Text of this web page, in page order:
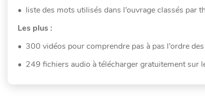
• liste des mots utilisés dans l’ouvrage classés par
Les plus :
• 300 vidéos pour comprendre pas à pas l’ordre
• 249 fichiers audio à télécharger gratuitement sur